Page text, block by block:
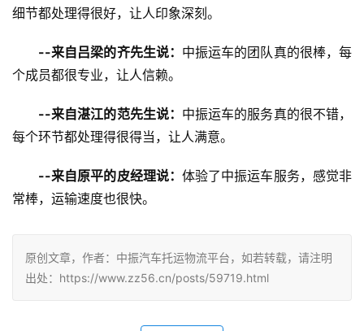
细节都处理得很好，让人印象深刻。
--来自吕梁的齐先生说： 中振运车的团队真的很棒，每
个成员都很专业，让人信赖。
--来自湛江的范先生说： 中振运车的服务真的很不错，
每个环节都处理得很得当，让人满意。
--来自原平的皮经理说： 体验了中振运车服务，感觉非
常棒，运输速度也很快。
原创文章，作者：中振汽车托运物流平台，如若转载，请注明
出处：https://www.zz56.cn/posts/59719.html